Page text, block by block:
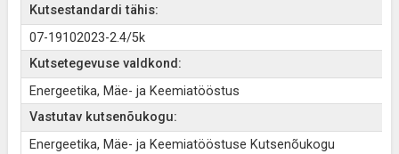
Kutsestandardi tähis:
07-19102023-2.4/5k
Kutsetegevuse valdkond:
Energeetika, Mäe- ja Keemiatööstus
Vastutav kutsenõukogu:
Energeetika, Mäe- ja Keemiatööstuse Kutsenõukogu